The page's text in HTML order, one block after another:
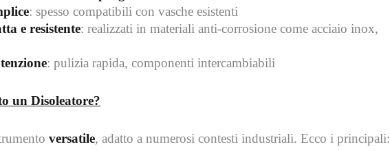
: spesso compatibili con vasche esistenti
e resistente: realizzati in materiali anti-corrosione come acciaio inox,
: pulizia rapida, componenti intercambiabili
un Disoleatore?
versatile, adatto a numerosi contesti industriali. Ecco i principali: